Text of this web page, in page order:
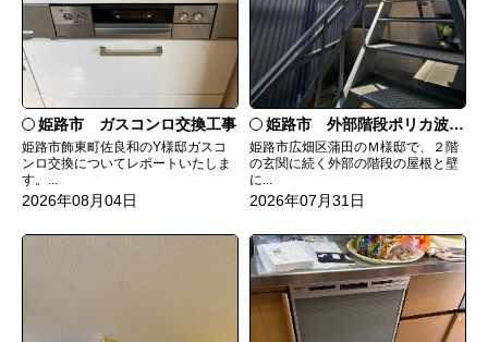
姫路市 ガスコンロ交換工事
姫路市飾東町佐良和のY様邸ガスコ
ンロ交換についてレポートいたしま
す。...
2026年08月04日
姫路市 外部階段ポリカ波板張替工事
姫路市広畑区蒲田のＭ様邸で、２階
の玄関に続く外部の階段の屋根と壁
に...
2026年07月31日